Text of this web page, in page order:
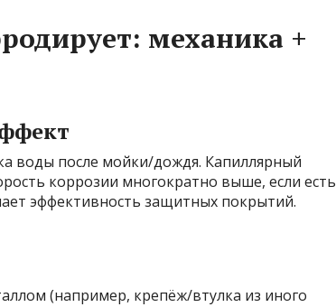
механика +
воды после мойки/дождя. Капиллярный
коррозии многократно выше, если есть
эффективность защитных покрытий.
(например, крепёж/втулка из иного